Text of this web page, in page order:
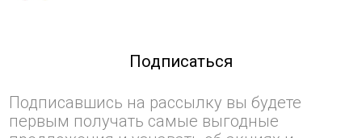
Подписаться
Подписавшись на рассылку вы будете
первым получать самые выгодные